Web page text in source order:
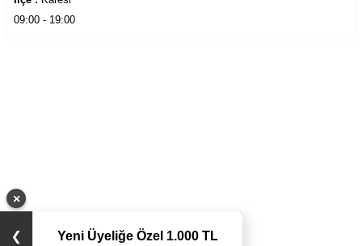
09:00 - 19:00
×
❯
Yeni Üyeliğe Özel 1.000 TL